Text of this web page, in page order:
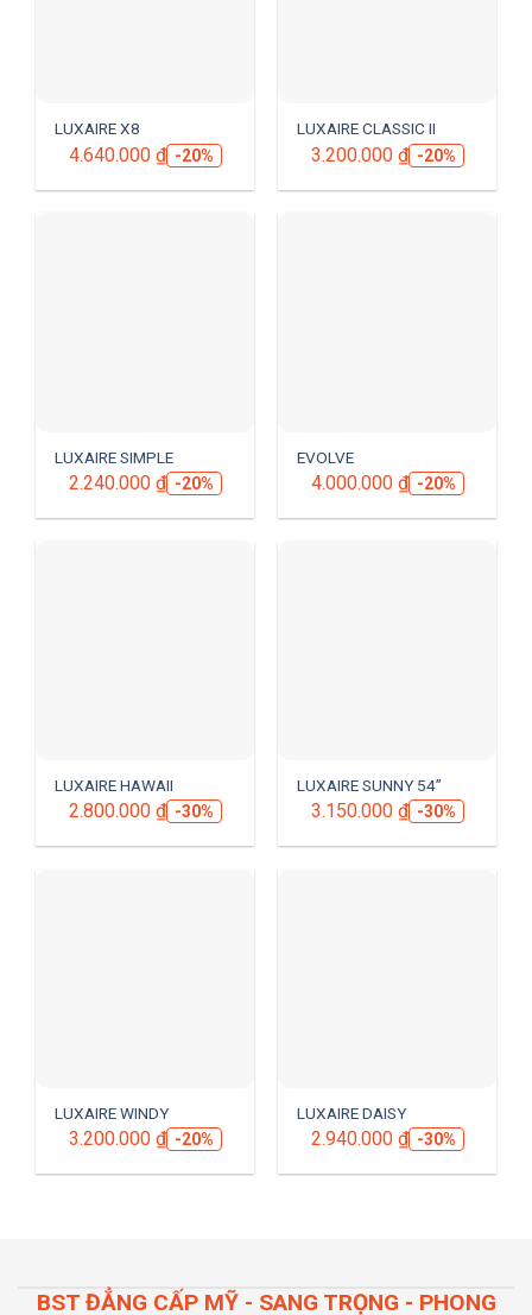
LUXAIRE X8
4.640.000 ₫ -20%
LUXAIRE CLASSIC II
3.200.000 ₫ -20%
LUXAIRE SIMPLE
2.240.000 ₫ -20%
EVOLVE
4.000.000 ₫ -20%
LUXAIRE HAWAII
2.800.000 ₫ -30%
LUXAIRE SUNNY 54”
3.150.000 ₫ -30%
LUXAIRE WINDY
3.200.000 ₫ -20%
LUXAIRE DAISY
2.940.000 ₫ -30%
BST ĐẲNG CẤP MỸ - SANG TRỌNG - PHONG